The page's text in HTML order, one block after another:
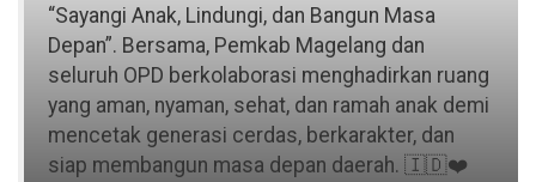
“Sayangi Anak, Lindungi, dan Bangun Masa
Depan”. Bersama, Pemkab Magelang dan
seluruh OPD berkolaborasi menghadirkan ruang
yang aman, nyaman, sehat, dan ramah anak demi
mencetak generasi cerdas, berkarakter, dan
siap membangun masa depan daerah. 🇮🇩❤️